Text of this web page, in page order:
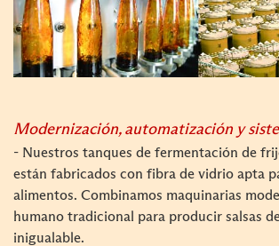
Modernización, automatización y
- Nuestros tanques de fermentación de
están fabricados con fibra de vidrio apta
alimentos. Combinamos maquinarias
humano tradicional para producir salsas
inigualable.